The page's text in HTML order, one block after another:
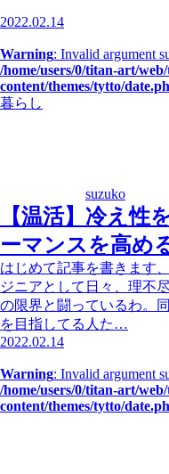
2022.02.14
Warning : Invalid argument
/home/users/0/titan-art/
content/themes/tytto/
暮らし
suzuko
【温活】冷え性
ーマンスを高め
はじめて記事を書きます
ジニアとして日々、理不
の限界と闘っているわ。
を目指してる人た…
2022.02.14
Warning : Invalid argument
/home/users/0/titan-art/
content/themes/tytto/